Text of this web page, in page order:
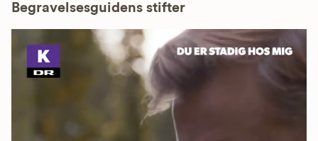
Begravelsesguidens stifter